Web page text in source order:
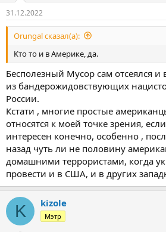
31.12.2022
Orungal сказал(а):
Кто то и в Америке, да.
Бесполезный Мусор сам отсеялся
из бандерожидовствующих
России.
Кстати , многие простые
относятся к моей точке зрения,
интересен конечно, особенно ,
назад чуть ли не половину
домашними террористами, когда
провести и в США, и в других
K kizole
Мэтр